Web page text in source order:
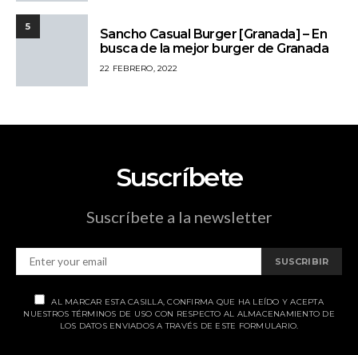
5
Sancho Casual Burger [Granada] – En
busca de la mejor burger de Granada
22 FEBRERO, 2022
Suscríbete
Suscríbete a la newsletter
SUSCRIBIR
AL MARCAR ESTA CASILLA, CONFIRMA QUE HA LEÍDO Y ACEPTA
NUESTROS TÉRMINOS DE USO CON RESPECTO AL ALMACENAMIENTO DE
LOS DATOS ENVIADOS A TRAVÉS DE ESTE FORMULARIO.